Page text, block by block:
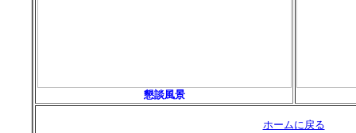
懇談風景
ホームに戻る